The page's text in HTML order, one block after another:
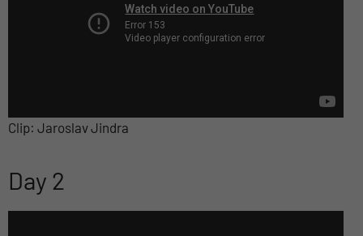
Clip: Jaroslav Jindra
Day 2